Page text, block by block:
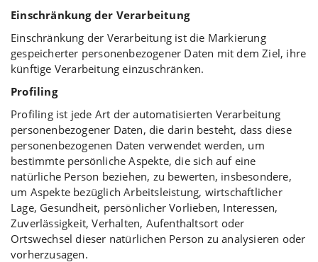
Einschränkung der Verarbeitung
Einschränkung der Verarbeitung ist die Markierung
gespeicherter personenbezogener Daten mit dem Ziel, ihre
künftige Verarbeitung einzuschränken.
Profiling
Profiling ist jede Art der automatisierten Verarbeitung
personenbezogener Daten, die darin besteht, dass diese
personenbezogenen Daten verwendet werden, um
bestimmte persönliche Aspekte, die sich auf eine
natürliche Person beziehen, zu bewerten, insbesondere,
um Aspekte bezüglich Arbeitsleistung, wirtschaftlicher
Lage, Gesundheit, persönlicher Vorlieben, Interessen,
Zuverlässigkeit, Verhalten, Aufenthaltsort oder
Ortswechsel dieser natürlichen Person zu analysieren oder
vorherzusagen.